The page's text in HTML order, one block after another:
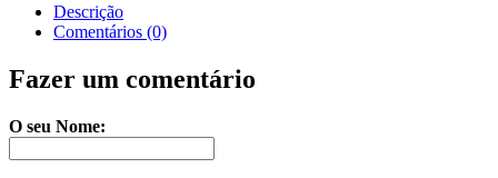
Descrição
Comentários (0)
Fazer um comentário
O seu Nome: